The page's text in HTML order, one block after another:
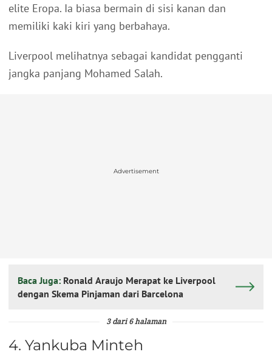
elite Eropa. Ia biasa bermain di sisi kanan dan
memiliki kaki kiri yang berbahaya.
Liverpool melihatnya sebagai kandidat pengganti
jangka panjang Mohamed Salah.
Advertisement
Baca Juga: Ronald Araujo Merapat ke Liverpool
dengan Skema Pinjaman dari Barcelona
3 dari 6 halaman
4. Yankuba Minteh